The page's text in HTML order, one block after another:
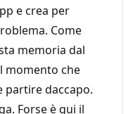
e crea per
Come
memoria dal
momento che
partire daccapo.
Forse è qui il